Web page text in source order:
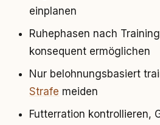
einplanen
Ruhephasen nach
konsequent ermöglichen
Nur belohnungsbasiert
Strafe meiden
Futterration kontrollieren,